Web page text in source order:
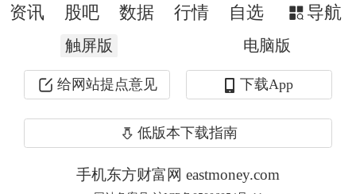
“这是历史最低的首付比例，既是按揭
贷款历史上的最宽松政策，也是最近几
易居研究院研究总监严跃进在接
受中新经纬采访时表示，过去全国住房
资讯 股吧 数据 行情 自选 导航
触屏版 电脑版
给网站提点意见 下载App
低版本下载指南
手机东方财富网 eastmoney.com